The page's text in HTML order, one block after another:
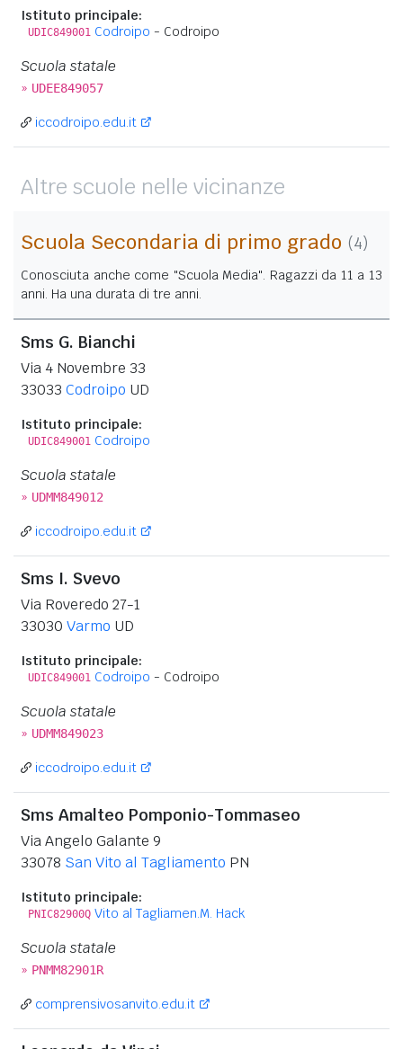
Istituto principale:
UDIC849001 Codroipo - Codroipo
Scuola statale
» UDEE849057
iccodroipo.edu.it
Altre scuole nelle vicinanze
Scuola Secondaria di primo grado (4)
Conosciuta anche come "Scuola Media". Ragazzi da 11 a 13
anni. Ha una durata di tre anni.
Sms G. Bianchi
Via 4 Novembre 33
33033 Codroipo UD
Istituto principale:
UDIC849001 Codroipo
Scuola statale
» UDMM849012
iccodroipo.edu.it
Sms I. Svevo
Via Roveredo 27-1
33030 Varmo UD
Istituto principale:
UDIC849001 Codroipo - Codroipo
Scuola statale
» UDMM849023
iccodroipo.edu.it
Sms Amalteo Pomponio-Tommaseo
Via Angelo Galante 9
33078 San Vito al Tagliamento PN
Istituto principale:
PNIC82900Q Vito al Tagliamen.M. Hack
Scuola statale
» PNMM82901R
comprensivosanvito.edu.it